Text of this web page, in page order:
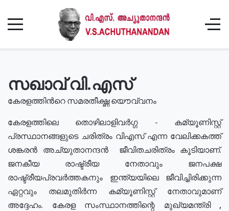
സഖാവ് വി.എസ്
കേരളത്തിൻറെ സമരതീക്ഷ്ണ യൌവ്വനം
കേരളത്തിലെ തൊഴിലാളിവർഗ്ഗ - കമ്യൂണിസ്റ്റ്
പ്രസ്ഥാനങ്ങളുടെ ചരിത്രം വിഎസ് എന്ന വേലിക്കകത്ത്
ശങ്കരൻ അച്യുതാനന്ദൻ ജീവിതചരിത്രം കൂടിയാണ്.
ജനകീയ രാഷ്ട്രീയ നേതാവും ജനപക്ഷ
രാഷ്ട്രീയപ്രവർത്തകനും ഇന്ത്യയിലെ ജീവിച്ചിരിക്കുന്ന
ഏറ്റവും തലമുതിർന്ന കമ്യൂണിസ്റ്റ് നേതാവുമാണ്
അദ്ദേഹം. കേരള സംസ്ഥാനത്തിന്റെ മുഖ്യമന്ത്രി ,